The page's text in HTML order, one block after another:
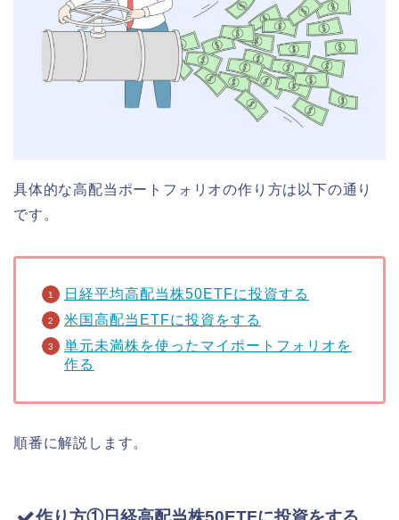
具体的な高配当ポートフォリオの作り方は以下の通り
です。
日経平均高配当株50ETFに投資する
米国高配当ETFに投資をする
単元未満株を使ったマイポートフォリオを
作る
順番に解説します。